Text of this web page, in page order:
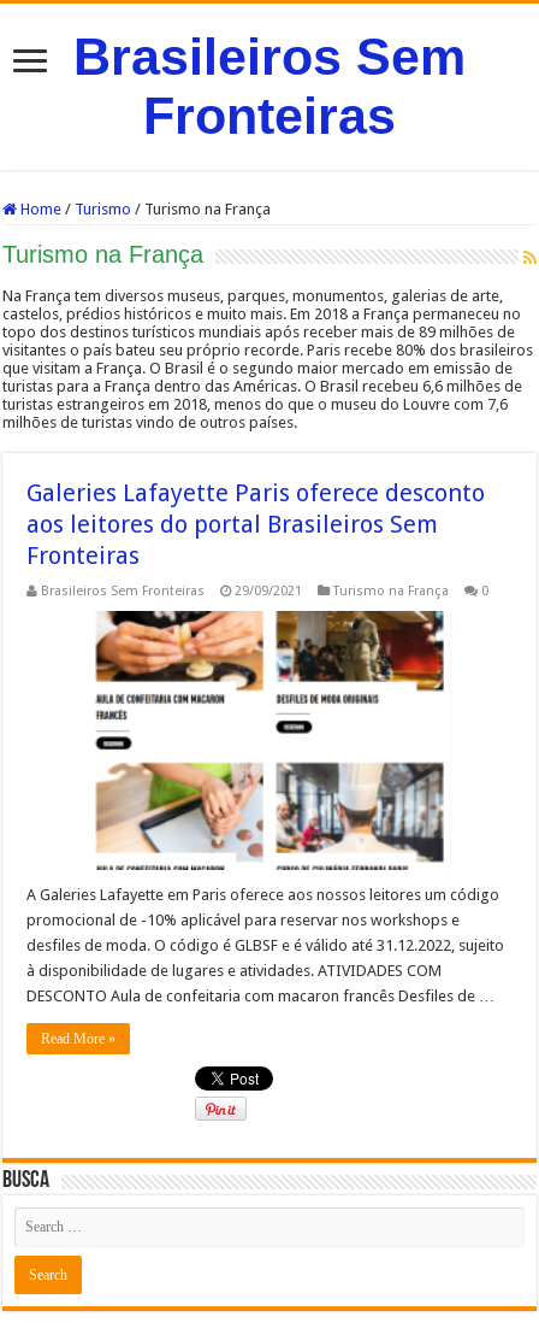
Brasileiros Sem
Fronteiras
Home / Turismo / Turismo na França
Turismo na França
Na França tem diversos museus, parques, monumentos, galerias de arte,
castelos, prédios históricos e muito mais. Em 2018 a França permaneceu no
topo dos destinos turísticos mundiais após receber mais de 89 milhões de
visitantes o país bateu seu próprio recorde. Paris recebe 80% dos brasileiros
que visitam a França. O Brasil é o segundo maior mercado em emissão de
turistas para a França dentro das Américas. O Brasil recebeu 6,6 milhões de
turistas estrangeiros em 2018, menos do que o museu do Louvre com 7,6
milhões de turistas vindo de outros países.
Galeries Lafayette Paris oferece desconto
aos leitores do portal Brasileiros Sem
Fronteiras
Brasileiros Sem Fronteiras 29/09/2021 Turismo na França 0
A Galeries Lafayette em Paris oferece aos nossos leitores um código
promocional de -10% aplicável para reservar nos workshops e
desfiles de moda. O código é GLBSF e é válido até 31.12.2022, sujeito
à disponibilidade de lugares e atividades. ATIVIDADES COM
DESCONTO Aula de confeitaria com macaron francês Desfiles de …
Read More »
Busca